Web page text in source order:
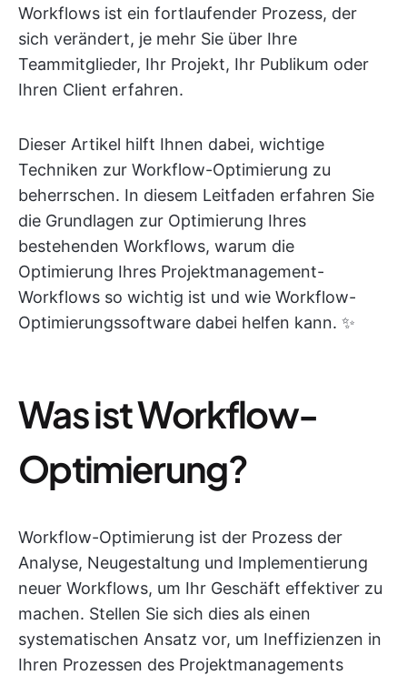
Workflows ist ein fortlaufender Prozess, der
sich verändert, je mehr Sie über Ihre
Teammitglieder, Ihr Projekt, Ihr Publikum oder
Ihren Client erfahren.
Dieser Artikel hilft Ihnen dabei, wichtige
Techniken zur Workflow-Optimierung zu
beherrschen. In diesem Leitfaden erfahren Sie
die Grundlagen zur Optimierung Ihres
bestehenden Workflows, warum die
Optimierung Ihres Projektmanagement-
Workflows so wichtig ist und wie Workflow-
Optimierungssoftware dabei helfen kann. ✨
Was ist Workflow-
Optimierung?
Workflow-Optimierung ist der Prozess der
Analyse, Neugestaltung und Implementierung
neuer Workflows, um Ihr Geschäft effektiver zu
machen. Stellen Sie sich dies als einen
systematischen Ansatz vor, um Ineffizienzen in
Ihren Prozessen des Projektmanagements